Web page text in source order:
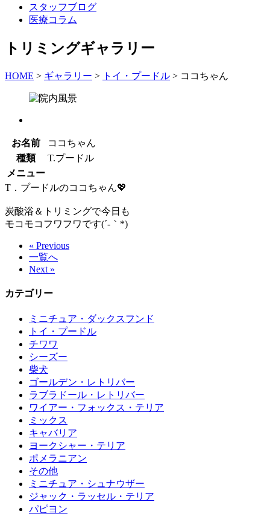
スタッフブログ
医療コラム
トリミングギャラリー
HOME > ギャラリー > トイ・プードル > ココちゃん
お名前
ココちゃん
種類
T.プードル
メニュー
T．プードルのココちゃん💖
炭酸浴＆トリミングで今日も
モコモコフワフワです(´-｀*)
« Previous
一覧へ
Next »
カテゴリー
ミニチュア・ダックスフンド
トイ・プードル
チワワ
シーズー
柴犬
ゴールデン・レトリバー
ラブラドール・レトリバー
ワイアー・フォックス・テリア
ミックス
キャバリア
ヨークシャー・テリア
ポメラニアン
その他
ミニチュア・シュナウザー
ジャック・ラッセル・テリア
パピヨン